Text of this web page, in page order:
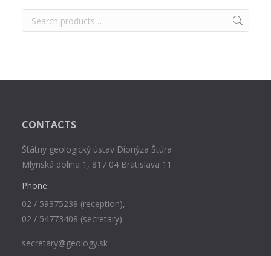
CONTACTS
Štátny geologický ústav Dionýza Štúra
Mlynská dolina 1, 817 04 Bratislava 11
Phone:
02 / 59375238 (reception),
02 / 54773408 (secretary)
secretary@geology.sk